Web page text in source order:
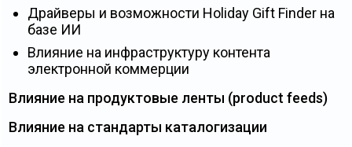
Драйверы и возможности Holiday Gift Finder на
базе ИИ
Влияние на инфраструктуру контента
электронной коммерции
Влияние на продуктовые ленты (product feeds)
Влияние на стандарты каталогизации